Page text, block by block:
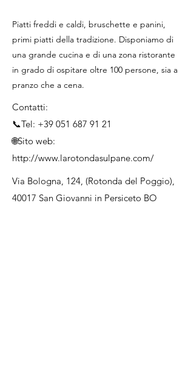
Piatti freddi e caldi, bruschette e panini,
primi piatti della tradizione. Disponiamo di
una grande cucina e di una zona ristorante
in grado di ospitare oltre 100 persone, sia a
pranzo che a cena.
Contatti:
📞Tel: +39 051 687 91 21
🌐Sito web:
http://www.larotondasulpane.com/
Via Bologna, 124, (Rotonda del Poggio),
40017 San Giovanni in Persiceto BO